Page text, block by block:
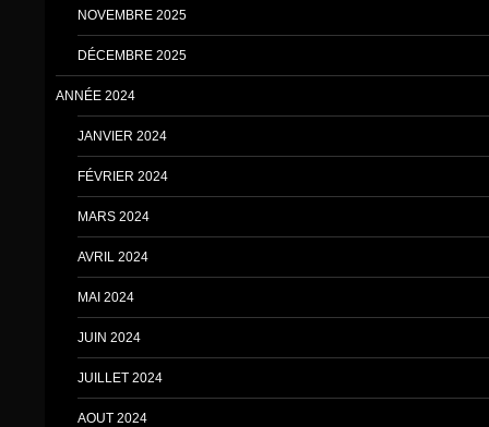
NOVEMBRE 2025
DÉCEMBRE 2025
ANNÉE 2024
JANVIER 2024
FÉVRIER 2024
MARS 2024
AVRIL 2024
MAI 2024
JUIN 2024
JUILLET 2024
AOUT 2024